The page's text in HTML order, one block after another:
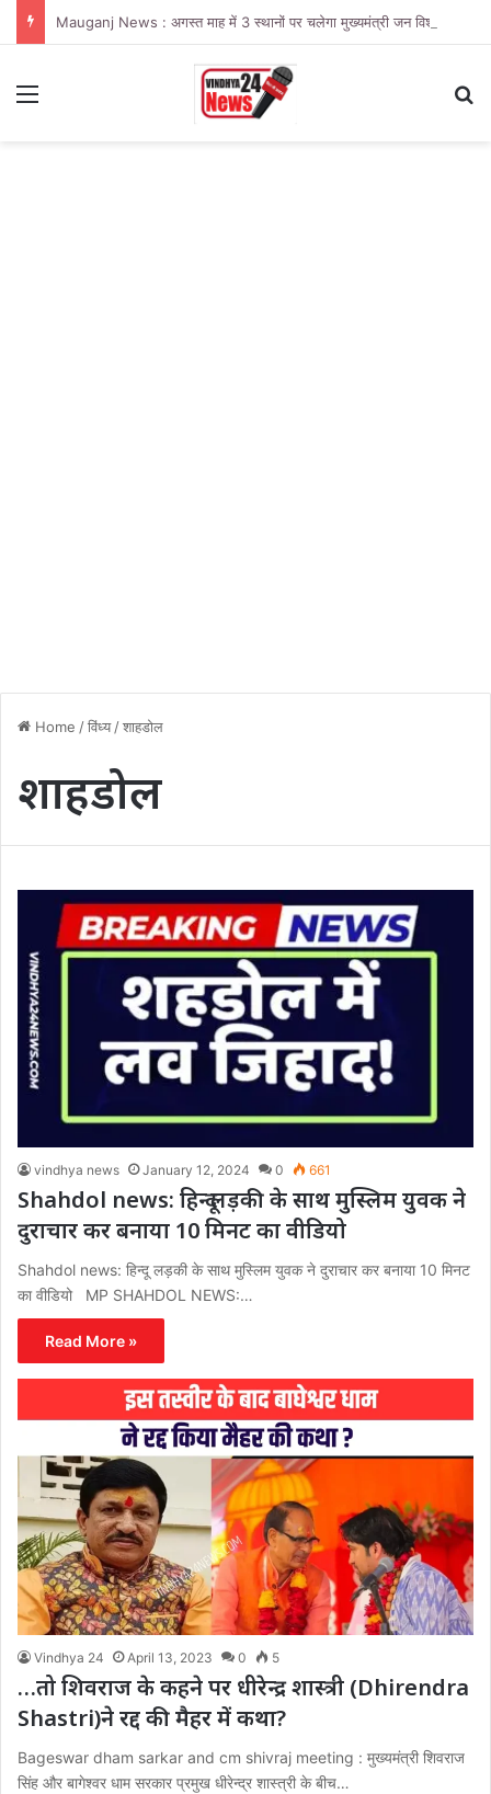
Menu
Home /विंध्य /शाहडोल
शाहडोल
vindhya news January 12, 2024 0 661
Shahdol news: हिन्दू लड़की के साथ मुस्लिम युवक ने
दुराचार कर बनाया 10 मिनट का वीडियो
Shahdol news: हिन्दू लड़की के साथ मुस्लिम युवक ने दुराचार कर बनाया 10 मिनट
का वीडियो MP SHAHDOL NEWS:…
Read More »
Vindhya 24 April 13, 2023 0 5
…तो शिवराज के कहने पर धीरेन्द्र शास्त्री (Dhirendra
Shastri)ने रद्द की मैहर में कथा?
Bageswar dham sarkar and cm shivraj meeting : मुख्यमंत्री शिवराज
सिंह और बागेश्वर धाम सरकार प्रमुख धीरेन्द्र शास्त्री के बीच…